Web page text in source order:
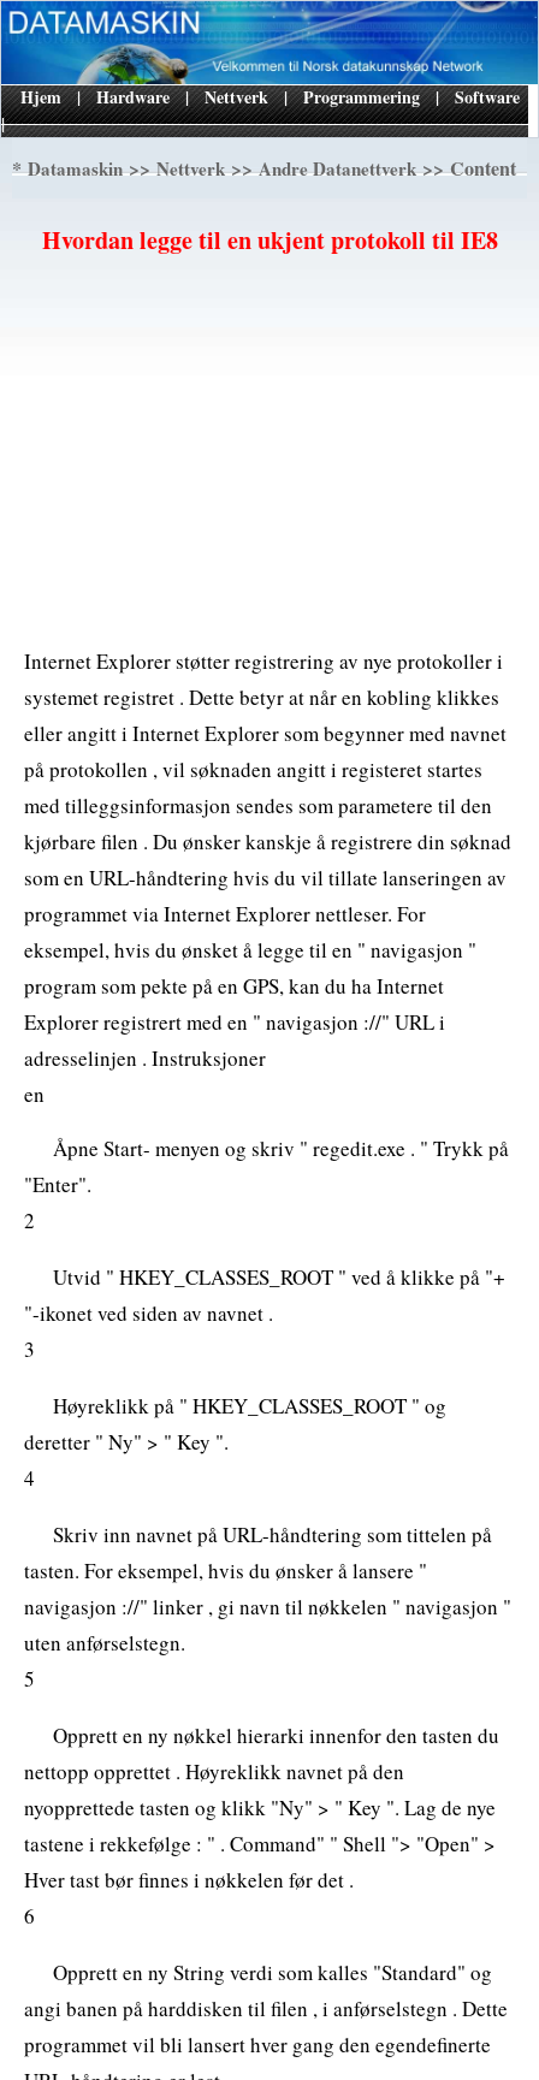
|
Hjem | Hardware | Nettverk | Programmering | Software
*Datamaskin>>Nettverk>>Andre Datanettverk>> Content
Hvordan legge til en ukjent protokoll til IE8
Internet Explorer støtter registrering av nye protokoller i
systemet registret . Dette betyr at når en kobling klikkes
eller angitt i Internet Explorer som begynner med navnet
på protokollen , vil søknaden angitt i registeret startes
med tilleggsinformasjon sendes som parametere til den
kjørbare filen . Du ønsker kanskje å registrere din søknad
som en URL-håndtering hvis du vil tillate lanseringen av
programmet via Internet Explorer nettleser. For
eksempel, hvis du ønsket å legge til en " navigasjon "
program som pekte på en GPS, kan du ha Internet
Explorer registrert med en " navigasjon ://" URL i
adresselinjen . Instruksjoner
en
Åpne Start- menyen og skriv " regedit.exe . " Trykk på
"Enter".
2
Utvid " HKEY_CLASSES_ROOT " ved å klikke på "+
"-ikonet ved siden av navnet .
3
Høyreklikk på " HKEY_CLASSES_ROOT " og
deretter " Ny" > " Key ".
4
Skriv inn navnet på URL-håndtering som tittelen på
tasten. For eksempel, hvis du ønsker å lansere "
navigasjon ://" linker , gi navn til nøkkelen " navigasjon "
uten anførselstegn.
5
Opprett en ny nøkkel hierarki innenfor den tasten du
nettopp opprettet . Høyreklikk navnet på den
nyopprettede tasten og klikk "Ny" > " Key ". Lag de nye
tastene i rekkefølge : " . Command" " Shell "> "Open" >
Hver tast bør finnes i nøkkelen før det .
6
Opprett en ny String verdi som kalles "Standard" og
angi banen på harddisken til filen , i anførselstegn . Dette
programmet vil bli lansert hver gang den egendefinerte